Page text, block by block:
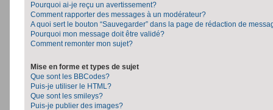
Pourquoi ai-je reçu un avertissement?
Comment rapporter des messages à un modérateur?
A quoi sert le bouton “Sauvegarder” dans la page de rédaction de
Pourquoi mon message doit être validé?
Comment remonter mon sujet?
Mise en forme et types de sujet
Que sont les BBCodes?
Puis-je utiliser le HTML?
Que sont les smileys?
Puis-je publier des images?